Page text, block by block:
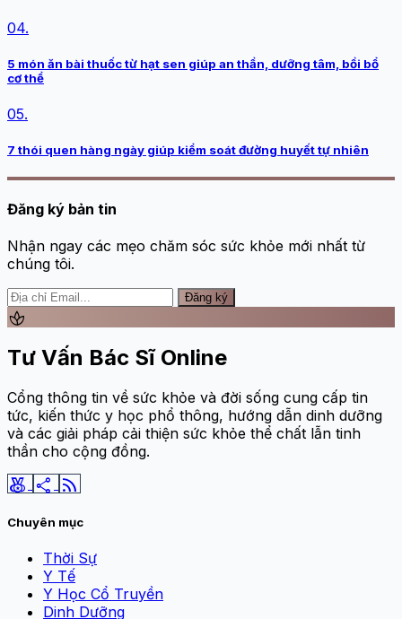
04.
5 món ăn bài thuốc từ hạt sen giúp an thần, dưỡng tâm, bồi bổ
cơ thể
05.
7 thói quen hàng ngày giúp kiểm soát đường huyết tự nhiên
Đăng ký bản tin
Nhận ngay các mẹo chăm sóc sức khỏe mới nhất từ
chúng tôi.
Đăng ký
spa
Tư Vấn Bác Sĩ Online
Cổng thông tin về sức khỏe và đời sống cung cấp tin
tức, kiến thức y học phổ thông, hướng dẫn dinh dưỡng
và các giải pháp cải thiện sức khỏe thể chất lẫn tinh
thần cho cộng đồng.
social_leaderboard share rss_feed
Chuyên mục
Thời Sự
Y Tế
Y Học Cổ Truyền
Dinh Dưỡng